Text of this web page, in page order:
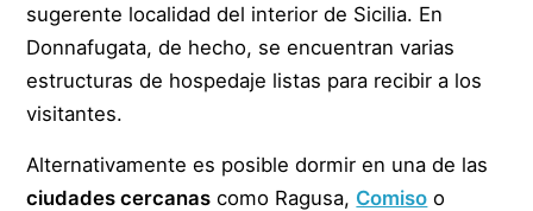
sugerente localidad del interior de Sicilia. En
Donnafugata, de hecho, se encuentran varias
estructuras de hospedaje listas para recibir a los
visitantes.
Alternativamente es posible dormir en una de las
ciudades cercanas como Ragusa, Comiso o